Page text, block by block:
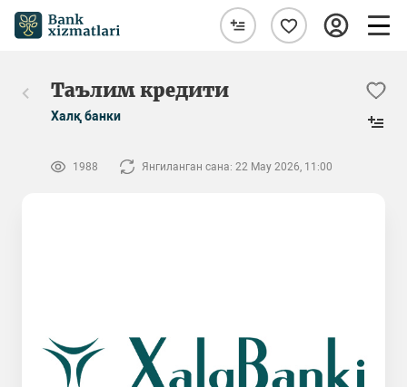
Таълим кредити
Халқ банки
1988 Янгиланган сана: 22 May 2026, 11:00